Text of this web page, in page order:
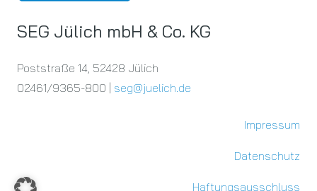
SEG Jülich mbH & Co. KG
Poststraße 14, 52428 Jülich
02461/9365-800 | seg@juelich.de
Impressum
Datenschutz
Haftungsausschluss